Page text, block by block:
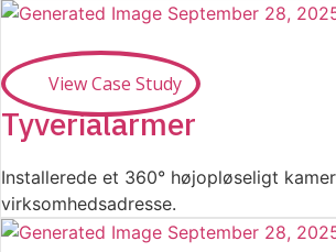
View Case Study
Tyverialarmer
Installerede et 360° højopløseligt
virksomhedsadresse.